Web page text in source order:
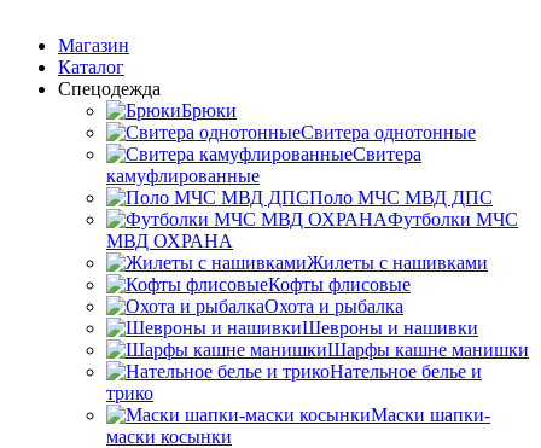
Магазин
Каталог
Спецодежда
Брюки
Свитера однотонные
Свитера
камуфлированные
Поло МЧС МВД ДПС
Футболки МЧС
МВД ОХРАНА
Жилеты с нашивками
Кофты флисовые
Охота и рыбалка
Шевроны и нашивки
Шарфы кашне манишки
Нательное белье и
трико
Маски шапки-
маски косынки